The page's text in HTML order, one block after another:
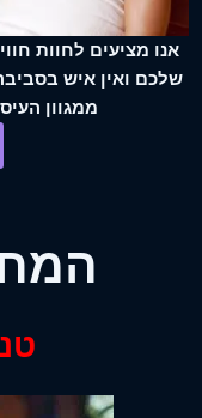
אנו מציעים לחוות
שלכם ואין איש
ממגוון